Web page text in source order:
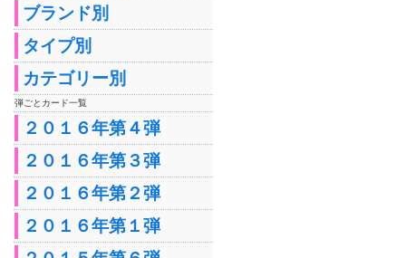
ブランド別
タイプ別
カテゴリー別
弾ごとカード一覧
２０１６年第４弾
２０１６年第３弾
２０１６年第２弾
２０１６年第１弾